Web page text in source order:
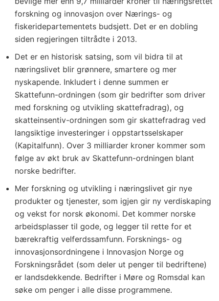
forskning og innovasjon over Nærings- og
fiskeridepartementets budsjett. Det er en dobling
siden regjeringen tiltrådte i 2013.
Det er en historisk satsing, som vil bidra til at
næringslivet blir grønnere, smartere og mer
nyskapende. Inkludert i denne summen er
Skattefunn-ordningen (som gir bedrifter som driver
med forskning og utvikling skattefradrag), og
skatteinsentiv-ordningen som gir skattefradrag ved
langsiktige investeringer i oppstartsselskaper
(Kapitalfunn). Over 3 milliarder kroner kommer som
følge av økt bruk av Skattefunn-ordningen blant
norske bedrifter.
Mer forskning og utvikling i næringslivet gir nye
produkter og tjenester, som igjen gir ny verdiskaping
og vekst for norsk økonomi. Det kommer norske
arbeidsplasser til gode, og legger til rette for et
bærekraftig velferdssamfunn. Forsknings- og
innovasjonsordningene i Innovasjon Norge og
Forskningsrådet (som deler ut penger til bedriftene)
er landsdekkende. Bedrifter i Møre og Romsdal kan
søke om penger i alle disse programmene.